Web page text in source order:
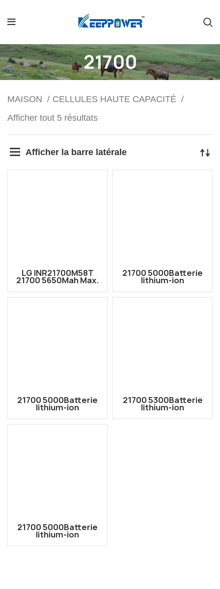
21700
MAISON
CELLULES HAUTE CAPACITÉ
Afficher tout 5 résultats
Afficher la barre latérale
LG INR21700M58T
21700 5650Mah Max.
lithium-ion
21700 5000Batterie
lithium-ion
rechargeable haute
capacité 3,6 V LG
21700 5000Batterie
lithium-ion
rechargeable haute
capacité 3,6 V
21700 5300Batterie
lithium-ion
rechargeable haute
capacité 3,6 V mAh
21700 5000Batterie
lithium-ion
rechargeable haute
capacité 3,66 V